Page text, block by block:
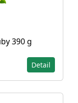
390 g
Detail